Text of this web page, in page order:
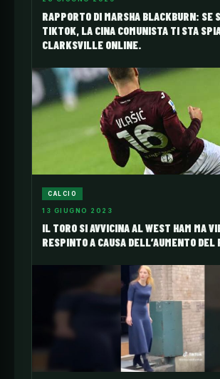
RAPPORTO DI MARSHA BLACKBURN: SE
TIKTOK, LA CINA COMUNISTA TI STA
CLARKSVILLE ONLINE.
CALCIO
13 GIUGNO 2023
IL TORO SI AVVICINA AL WEST HAM MA
RESPINTO A CAUSA DELL’AUMENTO DEL